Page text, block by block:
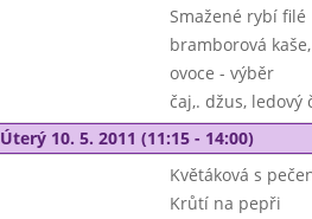
Smažené rybí filé
bramborová
ovoce - výběr
čaj,. džus, ledový
Úterý 10. 5. 2011 (11:15 - 14:00)
Květáková s
Krůtí na pepři